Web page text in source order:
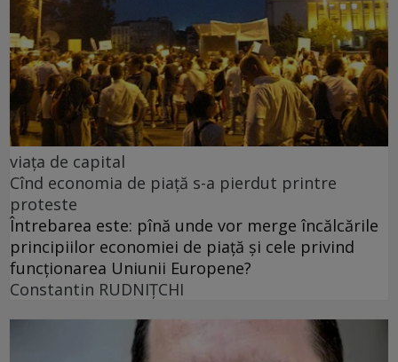
viața de capital
Cînd economia de piață s-a pierdut printre
proteste
Întrebarea este: pînă unde vor merge încălcările
principiilor economiei de piață și cele privind
funcționarea Uniunii Europene?
Constantin RUDNIŢCHI